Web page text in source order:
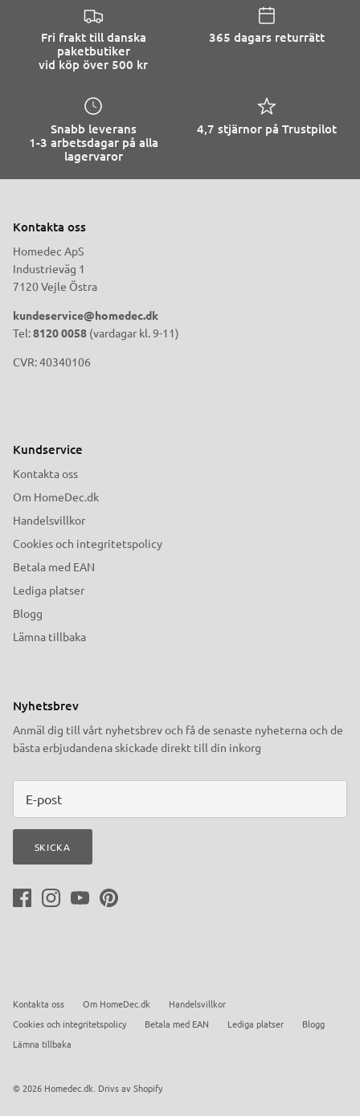
Fri frakt till danska
paketbutiker
vid köp över 500 kr
365 dagars returrätt
Snabb leverans
1-3 arbetsdagar på alla
lagervaror
4,7 stjärnor på Trustpilot
Kontakta oss
Homedec ApS
Industrieväg 1
7120 Vejle Östra
kundeservice@homedec.dk
Tel:8120 0058 (vardagar kl. 9-11)
CVR: 40340106
Kundservice
Kontakta oss
Om HomeDec.dk
Handelsvillkor
Cookies och integritetspolicy
Betala med EAN
Lediga platser
Blogg
Lämna tillbaka
Nyhetsbrev
Anmäl dig till vårt nyhetsbrev och få de senaste nyheterna och de
bästa erbjudandena skickade direkt till din inkorg
SKICKA
Kontakta oss Om HomeDec.dk
Handelsvillkor
Cookies och integritetspolicy
Betala med EAN Lediga platser
Blogg
Lämna tillbaka
© 2026 Homedec.dk Drivs av Shopify